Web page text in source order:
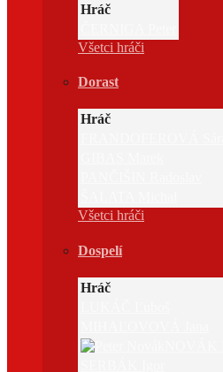
Hráč
Všetci hráči
Dorast
Hráč
Všetci hráči
Dospelí
Hráč